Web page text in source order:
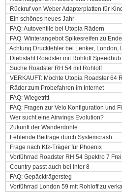
Rückruf von Weber Adapterplatten für
Ein schönes neues Jahr
FAQ: Autoventile bei Utopia Rädern
FAQ: Winterangebot Spikesreifen zu
Achtung Druckfehler bei Lenker, London,
Diebstahl Roadster mit Rohloff Speedhub
Suche Roadster RH 54 mit Rohloff
VERKAUFT: Möchte Utopia Roadster 64
Räder zum Probefahren im Internet
FAQ: Wiegetritt
FAQ: Fragen zur Velo Konfiguration und
Wer sucht eine Airwings Evolution?
Zukunft der Wanderdohle
Fehlende Beiträge durch Systemcrash
Frage nach Kfz-Träger für Phoenix
Vorführrad Roadster RH 54 Spektro 7
Country passt auch bei Inter 8
FAQ: Gepäckträgersteg
Vorführrad London 59 mit Rohloff zu